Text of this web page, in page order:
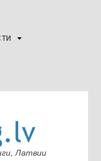
Латвии